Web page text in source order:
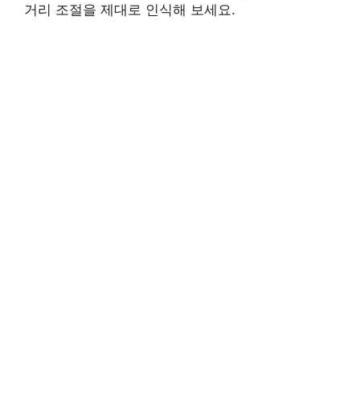
거리 조절을 제대로 인식해 보세요.